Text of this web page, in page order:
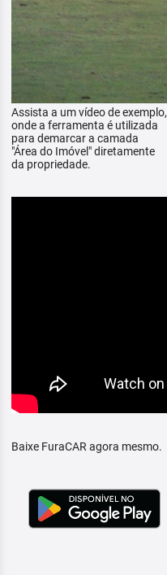
Assista a um vídeo de exemplo,
onde a ferramenta é utilizada
para demarcar a camada
"Área do Imóvel" diretamente
da propriedade.
Baixe FuraCAR agora mesmo.